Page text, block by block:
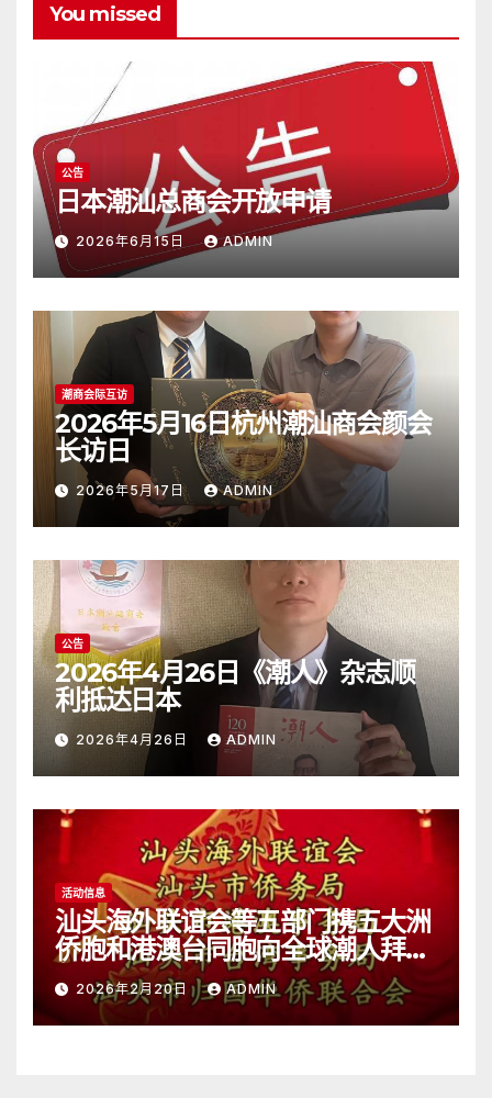
You missed
公告
日本潮汕总商会开放申请
2026年6月15日 ADMIN
潮商会际互访
2026年5月16日杭州潮汕商会颜会
长访日
2026年5月17日 ADMIN
公告
2026年4月26日《潮人》杂志顺
利抵达日本
2026年4月26日 ADMIN
活动信息
汕头海外联谊会等五部门携五大洲
侨胞和港澳台同胞向全球潮人拜
年！
2026年2月20日 ADMIN